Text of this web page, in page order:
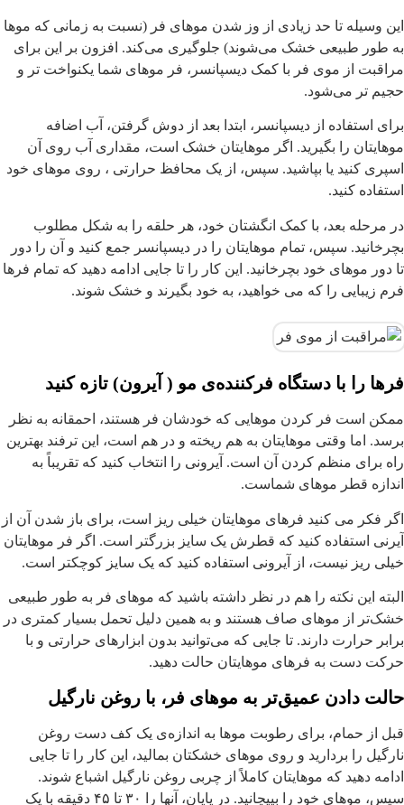
وسیله تا حد زیادی از وز شدن موهای فر (نسبت به زمانی که موها
طور طبیعی خشک می‌شوند) جلوگیری می‌کند. افزون بر این برای
از موی فر با کمک دیسپانسر، فر موهای شما یکنواخت تر و
تر می‌شود.
استفاده از دیسپانسر، ابتدا بعد از دوش گرفتن، آب اضافه
را بگیرید. اگر موهایتان خشک است، مقداری آب روی آن
کنید یا بپاشید. سپس، از یک محافظ حرارتی ، روی موهای خود
کنید.
مرحله بعد، با کمک انگشتان خود، هر حلقه را به شکل مطلوب
سپس، تمام موهایتان را در دیسپانسر جمع کنید و آن را دور
دور موهای خود بچرخانید. این کار را تا جایی ادامه دهید که تمام فرها
زیبایی را که می خواهید، به خود بگیرند و خشک شوند.
را با دستگاه فرکننده‌ی مو ( آیرون) تازه کنید
است فر کردن موهایی که خودشان فر هستند، احمقانه به‌ نظر
اما وقتی موهایتان به هم ریخته و در هم است، این ترفند بهترین
برای منظم کردن آن است. آیرونی را انتخاب کنید که تقریباً به
قطر موهای شماست.
فکر می کنید فرهای موهایتان خیلی ریز است، برای باز شدن آن از
استفاده کنید که قطرش یک سایز بزرگتر است. اگر فر موهایتان
ریز نیست، از آیرونی استفاده کنید که یک سایز کوچکتر است.
این نکته را هم در نظر داشته باشید که موهای فر به طور طبیعی
از موهای صاف هستند و به همین دلیل تحمل بسیار کمتری در
حرارت دارند. تا جایی که می‌توانید بدون ابزارهای حرارتی و با
دست به فرهای موهایتان حالت دهید.
دادن عمیق‌تر به موهای فر، با روغن نارگیل
از حمام، برای رطوبت موها به اندازه‌ی یک کف دست روغن
را بردارید و روی موهای خشکتان بمالید، این کار را تا جایی
دهید که موهایتان کاملاً از چربی روغن نارگیل اشباع شوند.
سپس، موهای خود را بپیچانید. در پایان، آنها را ۳۰ تا ۴۵ دقیقه با یک